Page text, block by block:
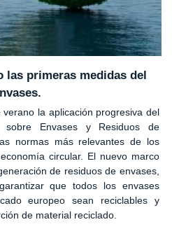
las primeras medidas del
la aplicación progresiva del
sobre Envases y Residuos de
normas más relevantes de los
circular. El nuevo marco
de residuos de envases,
que todos los envases
europeo sean reciclables y
de material reciclado.